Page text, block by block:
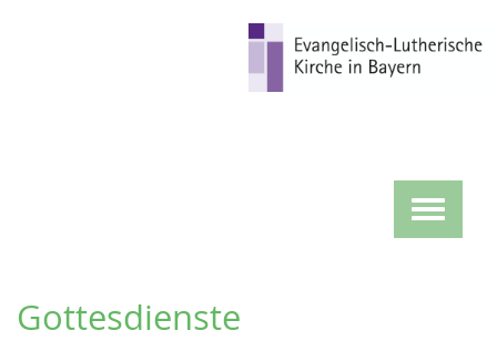
zum
Inhalt
Toggle
Gottesdienste